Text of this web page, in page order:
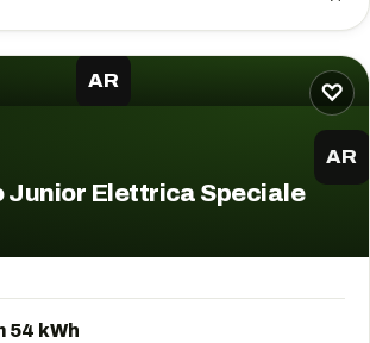
♡
AR
AR
Junior Elettrica Speciale
54 kWh